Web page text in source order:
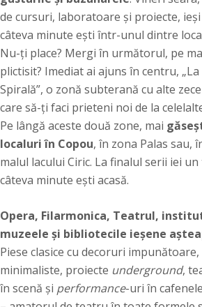
de cursuri, laboratoare și proiecte,
câteva minute ești într-unul dintre
Nu-ți place? Mergi în următorul, pe
plictisit? Imediat ai ajuns în centru, „La
Spirală”, o zonă subterană cu alte
care să-ți faci prieteni noi de la
Pe lângă aceste două zone, mai
localuri în Copou, în zona Palas sau,
malul lacului Ciric. La finalul serii iei
câteva minute ești acasă.
Opera, Filarmonica, Teatrul,
muzeele și bibliotecile ieșene
Piese clasice cu decoruri
minimaliste, proiecte underground,
în scenă și performance-uri în